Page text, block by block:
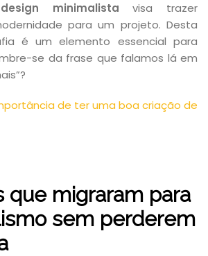
design minimalista visa trazer
para um projeto. Desta
é um elemento essencial para
se da frase que falamos lá em
de ter uma boa criação de
que migraram para
sem perderem